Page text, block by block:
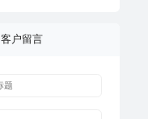
客户留言